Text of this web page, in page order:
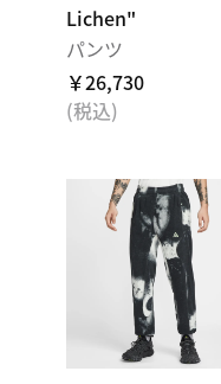
Lichen"
パンツ
￥26,730
(税込)